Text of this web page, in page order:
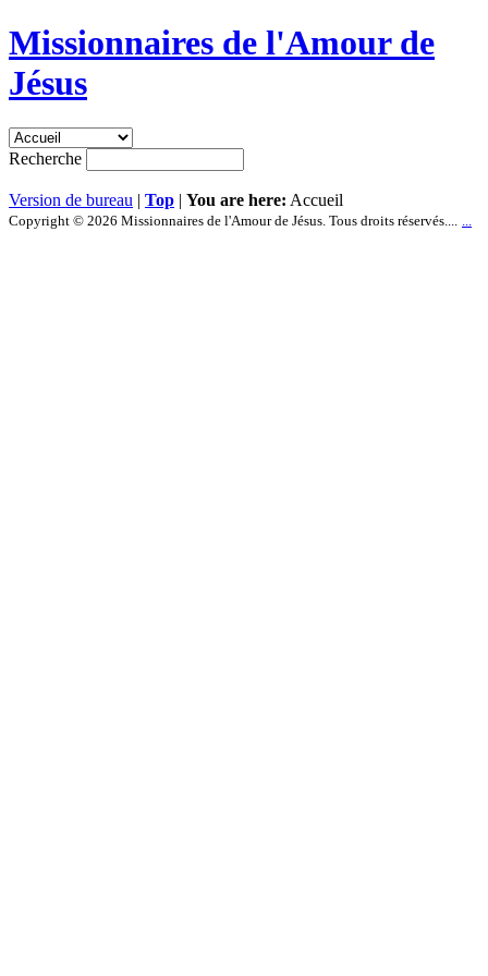
Missionnaires de l'Amour de
Jésus
Recherche
Version de bureau | Top | You are here: Accueil
Copyright © 2026 Missionnaires de l'Amour de Jésus. Tous droits réservés....